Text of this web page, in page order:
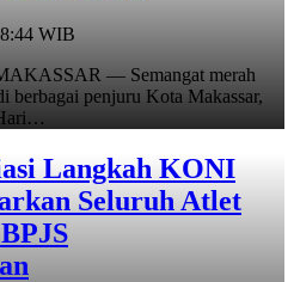
WIB
— Semangat merah
berbagai penjuru Kota Makassar,
Langkah KONI
Seluruh Atlet